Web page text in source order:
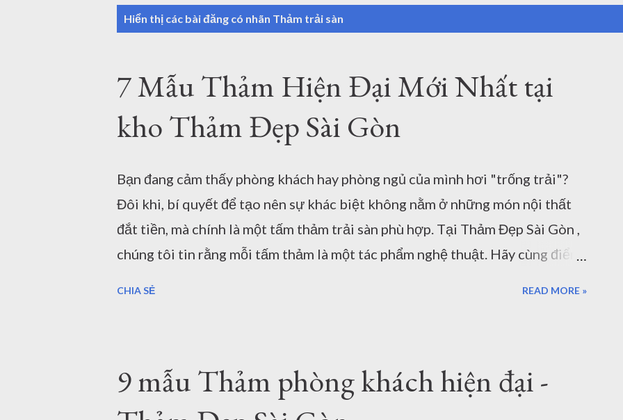
Hiển thị các bài đăng có nhãn Thảm trải sàn
7 Mẫu Thảm Hiện Đại Mới Nhất tại
kho Thảm Đẹp Sài Gòn
Bạn đang cảm thấy phòng khách hay phòng ngủ của mình hơi "trống trải"?
Đôi khi, bí quyết để tạo nên sự khác biệt không nằm ở những món nội thất
đắt tiền, mà chính là một tấm thảm trải sàn phù hợp. Tại Thảm Đẹp Sài Gòn ,
chúng tôi tin rằng mỗi tấm thảm là một tác phẩm nghệ thuật. Hãy cùng điểm
màu xanh mint, tấm thảm tròn phòng khách tông màu trung tính giúp định
hình không gian, tạo cảm giác ấm cúng và quây quần cho bữa cơm gia đình.
CHIA SẺ READ MORE »
9 mẫu Thảm phòng khách hiện đại -